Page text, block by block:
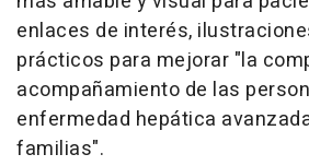
enlaces de interés,
prácticos para mejorar "la
acompañamiento de las
enfermedad hepática
familias".